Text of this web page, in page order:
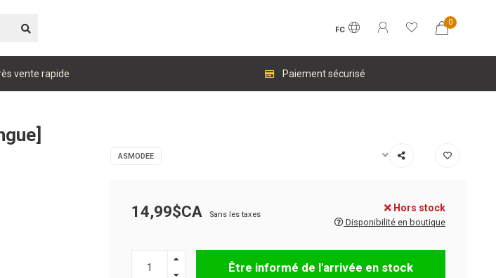
FC
0
vente rapide Paiement sécurisé
ASMODEE
14,99$CA Sans les taxes
Hors stock
Disponibilité en boutique
Être informé de l'arrivée en stock